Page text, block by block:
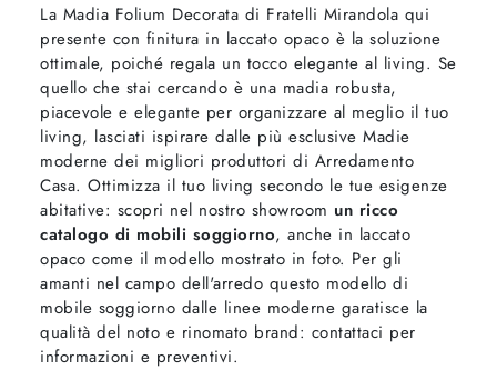
La Madia Folium Decorata di Fratelli Mirandola qui
presente con finitura in laccato opaco è la soluzione
ottimale, poiché regala un tocco elegante al living. Se
quello che stai cercando è una madia robusta,
piacevole e elegante per organizzare al meglio il tuo
living, lasciati ispirare dalle più esclusive Madie
moderne dei migliori produttori di Arredamento
Casa. Ottimizza il tuo living secondo le tue esigenze
abitative: scopri nel nostro showroom un ricco
catalogo di mobili soggiorno, anche in laccato
opaco come il modello mostrato in foto. Per gli
amanti nel campo dell'arredo questo modello di
mobile soggiorno dalle linee moderne garatisce la
qualità del noto e rinomato brand: contattaci per
informazioni e preventivi.